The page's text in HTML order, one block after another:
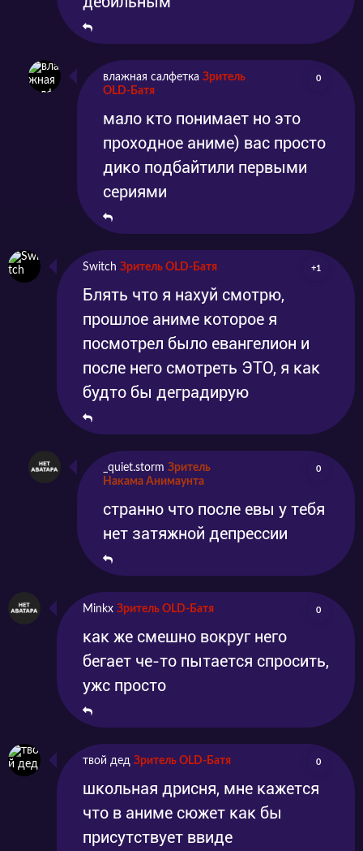
влажная салфетка Зритель
OLD-Батя
0
мало кто понимает но это
проходное аниме) вас просто
дико подбайтили первыми
сериями
Switch Зритель OLD-Батя +1
Блять что я нахуй смотрю,
прошлое аниме которое я
посмотрел было евангелион и
после него смотреть ЭТО, я как
будто бы деградирую
_quiet.storm Зритель
Накама Анимаунта
0
странно что после евы у тебя
нет затяжной депрессии
Minkx Зритель OLD-Батя 0
как же смешно вокруг него
бегает че-то пытается спросить,
ужс просто
твой дед Зритель OLD-Батя 0
школьная дрисня, мне кажется
что в аниме сюжет как бы
присутствует ввиде